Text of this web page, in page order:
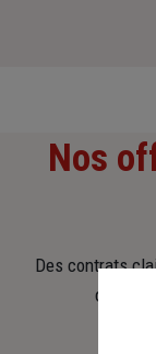
Nos
Des contrats